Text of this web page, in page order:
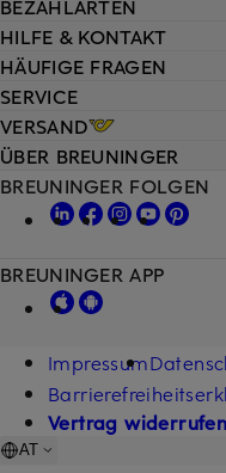
HILFE & KONTAKT
HÄUFIGE FRAGEN
SERVICE
VERSAND
BEZAHLARTEN
ÜBER BREUNINGER
BREUNINGER FOLGEN
BREUNINGER APP
Impressum
Vertrag widerrufen
AT